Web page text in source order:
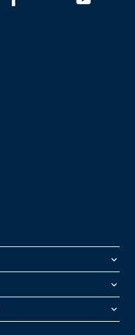
keyboard_arrow_down
keyboard_arrow_down
keyboard_arrow_down